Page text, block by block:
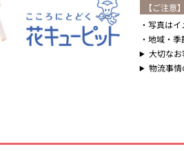
【ご注意】
写真はイ
地域・季
大切な
物流事